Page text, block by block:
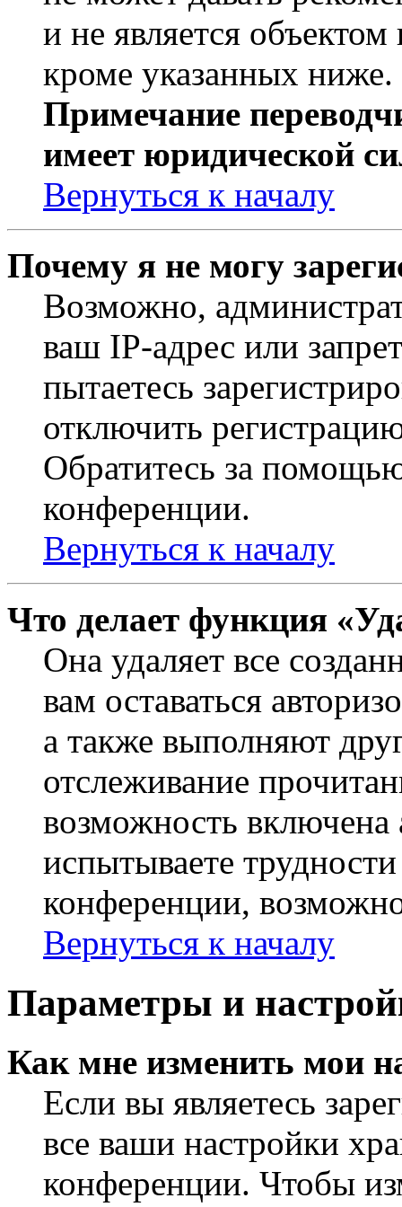
и не является
кроме указанных ниже.
Примечание
имеет юридической
Вернуться к началу
Почему я не могу
Возможно,
ваш IP-адрес или
пытаетесь
отключить
Обратитесь за
конференции.
Вернуться к началу
Что делает функция
Она удаляет все
вам оставаться
а также выполняют
отслеживание
возможность
испытываете
конференции,
Вернуться к началу
Параметры и
Как мне изменить мои
Если вы являетесь
все ваши настройки
конференции. Чтобы